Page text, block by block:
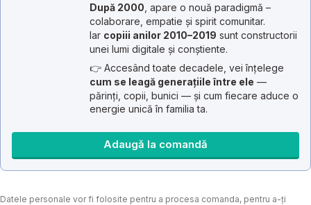
După 2000 , apare o nouă paradigmă –
colaborare, empatie și spirit comunitar.
Iar copiii anilor 2010–2019 sunt constructorii
unei lumi digitale și conștiente.
👉 Accesând toate decadele, vei înțelege
cum se leagă generațiile între ele —
părinți, copii, bunici — și cum fiecare aduce o
energie unică în familia ta.
Adaugă la comandă
Datele personale vor fi folosite pentru a procesa comanda, pentru a-ți